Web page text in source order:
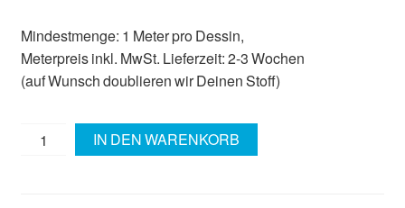
Mindestmenge: 1 Meter pro Dessin,
Meterpreis inkl. MwSt. Lieferzeit: 2-3 Wochen
(auf Wunsch doublieren wir Deinen Stoff)
Interlock
CONSTANCE
IN DEN WARENKORB